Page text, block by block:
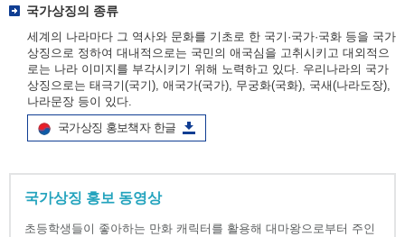
국가상징의 종류
세계의 나라마다 그 역사와 문화를 기초로 한 국기·국가·국화 등을 국가
상징으로 정하여 대내적으로는 국민의 애국심을 고취시키고 대외적으
로는 나라 이미지를 부각시키기 위해 노력하고 있다. 우리나라의 국가
상징으로는 태극기(국기), 애국가(국가), 무궁화(국화), 국새(나라도장),
나라문장 등이 있다.
국가상징 홍보책자 한글
국가상징 홍보 동영상
초등학생들이 좋아하는 만화 캐릭터를 활용해 대마왕으로부터 주인